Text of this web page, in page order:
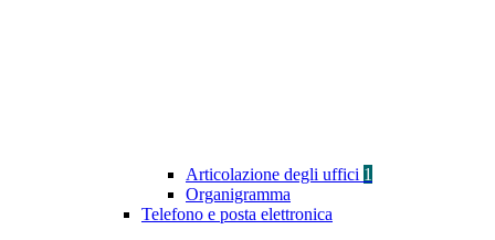
Articolazione degli uffici 1
Organigramma
Telefono e posta elettronica